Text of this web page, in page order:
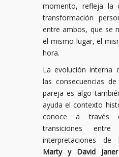
momento, refleja la
transformación
entre ambos, que se
el mismo lugar, el
hora.
La evolución interna
las consecuencias
pareja es algo
ayuda el contexto
conoce a través
transiciones
interpretaciones
Marty y David